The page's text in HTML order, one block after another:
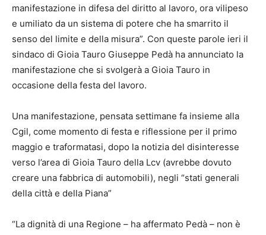
manifestazione in difesa del diritto al lavoro, ora vilipeso
e umiliato da un sistema di potere che ha smarrito il
senso del limite e della misura”. Con queste parole ieri il
sindaco di Gioia Tauro Giuseppe Pedà ha annunciato la
manifestazione che si svolgerà a Gioia Tauro in
occasione della festa del lavoro.
Una manifestazione, pensata settimane fa insieme alla
Cgil, come momento di festa e riflessione per il primo
maggio e traformatasi, dopo la notizia del disinteresse
verso l’area di Gioia Tauro della Lcv (avrebbe dovuto
creare una fabbrica di automobili), negli “stati generali
della città e della Piana”
“La dignità di una Regione – ha affermato Pedà – non è